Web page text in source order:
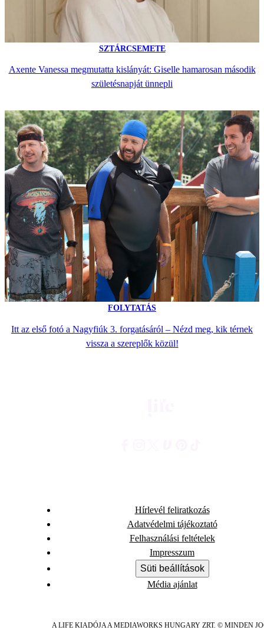
SZTÁRCSEMETE
Axente Vanessa megmutatta kislányát: Giselle hamarosan második
születésnapját ünnepli
FOLYTATÁS
Itt az első fotó a Nagyfiúk 3. forgatásáról – Nézd meg, kik térnek
vissza a szereplők közül!
Hírlevél feliratkozás
Adatvédelmi tájékoztató
Felhasználási feltételek
Impresszum
Süti beállítások
Média ajánlat
A LIFE KIADÓJA A MEDIAWORKS HUNGARY ZRT. © MINDEN